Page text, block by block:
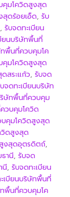
คุมโควิดสูงสุด
สุดร้อยเอ็ด, รับ
, รับจดทะเบียน
ยนบริษัทพื้นที่
พื้นที่ควบคุมโค
คุมโควิดสูงสุด
สระแก้ว, รับจด
จดทะเบียนบริษัท
ษัทพื้นที่ควบคุม
วบคุมโควิด
คุมโควิดสูงสุด
วิดสูงสุด
งสุดอุตรดิตถ์,
านี, รับจด
นี, รับจดทะเบียน
เบียนบริษัทพื้นที่
พื้นที่ควบคุมโค